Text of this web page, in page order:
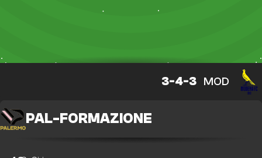
3-4-3 MOD
PAL- FORMAZIONE